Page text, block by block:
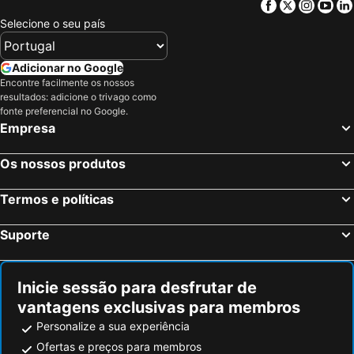
Matrei am Brenner, Tirol Hotéis
Munique, Baviera Hotéis
Cortina d'Ampezzo, Veneto Hotéis
Fuessen, Baviera Hotéis
St. Ulrich, Trentino-Alto Ádige Hotéis
Merano, Trentino-Alto Ádige Hotéis
Schwechat, Baixa Áustria Hotéis
Ischgl, Tirol Hotéis
Kitzbuehel, Tirol Hotéis
Facebook
Twitter
Selecione o seu país
Adicionar no Google
Encontre facilmente os nossos
resultados: adicione o trivago como
fonte preferencial no Google.
Empresa
Os nossos produtos
Termos e políticas
Suporte
Inicie sessão para desfrutar de
vantagens exclusivas para membros
Personalize a sua experiência
Ofertas e preços para membros